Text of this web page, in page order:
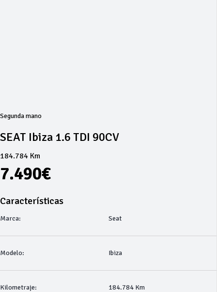
Segunda mano
SEAT Ibiza 1.6 TDI 90CV
184.784 Km
7.490€
Características
Marca: Seat
Modelo: Ibiza
Kilometraje: 184.784 Km